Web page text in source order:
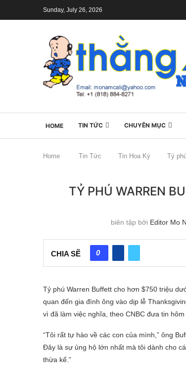
Sunday, July 26, 2026
HOME TIN TỨC CHUYÊN MỤC
Home Tin Tức Tin Hoa Kỳ Tỷ
TỶ PHÚ WARREN
biên tập bởi Editor Mo
CHIA SẼ 0
Tỷ phú Warren Buffett cho hơn $750 triệu
quan đến gia đình ông vào dịp lễ
vì đã làm việc nghĩa, theo CNBC đưa tin
“Tôi rất tự hào về các con của mình,” ông
Đây là sự ủng hộ lớn nhất mà tôi dành cho
thừa kế.”